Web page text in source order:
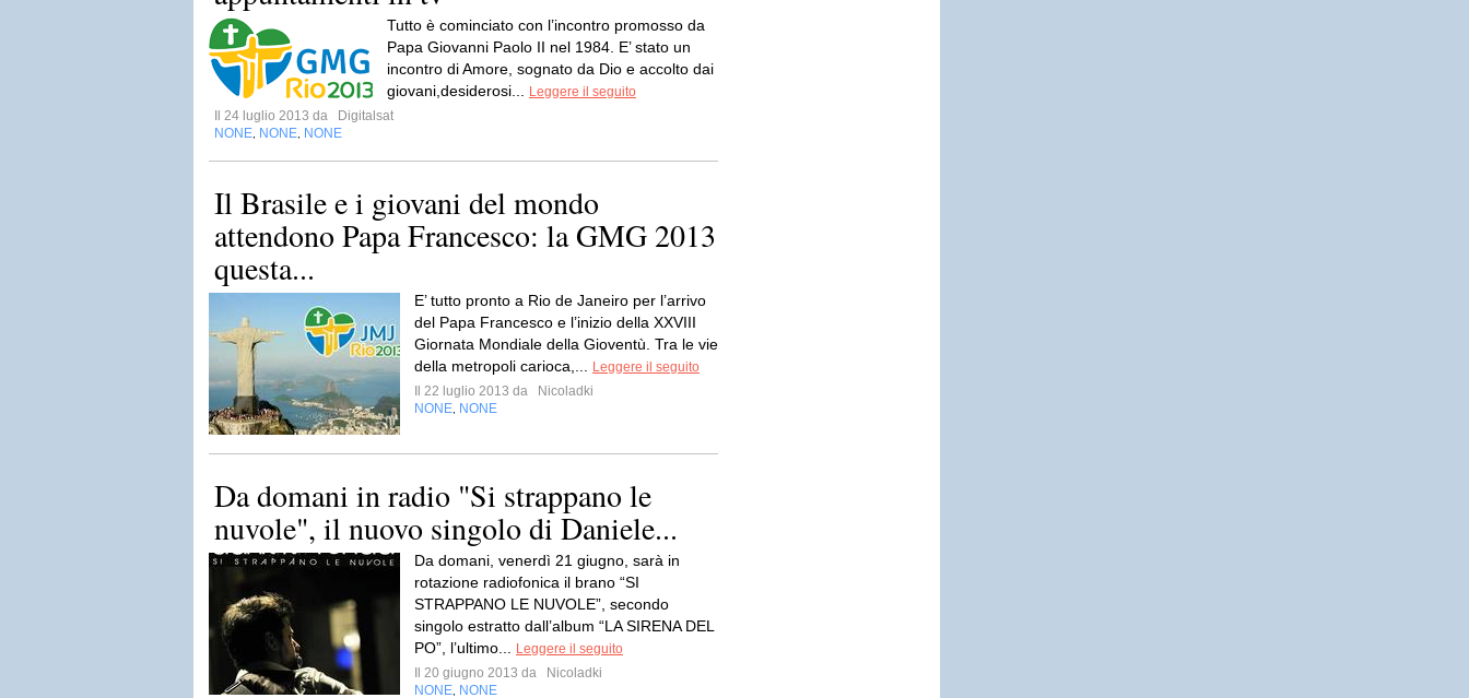
Tutto è cominciato con l’incontro promosso da
Papa Giovanni Paolo II nel 1984. E’ stato un
incontro di Amore, sognato da Dio e accolto dai
giovani,desiderosi...
Leggere il seguito
Il 24 luglio 2013 da
Digitalsat
NONE NONE NONE
Il Brasile e i giovani del mondo
attendono Papa Francesco: la GMG 2013
questa...
E’ tutto pronto a Rio de Janeiro per l’arrivo
del Papa Francesco e l’inizio della XXVIII
Giornata Mondiale della Gioventù. Tra le vie
della metropoli carioca,...
Leggere il seguito
Il 22 luglio 2013 da
Nicoladki
NONE NONE
Da domani in radio "Si strappano le
nuvole", il nuovo singolo di Daniele...
Da domani, venerdì 21 giugno, sarà in
rotazione radiofonica il brano “SI
STRAPPANO LE NUVOLE”, secondo
singolo estratto dall’album “LA SIRENA DEL
PO”, l’ultimo...
Leggere il seguito
Il 20 giugno 2013 da
Nicoladki
NONE NONE